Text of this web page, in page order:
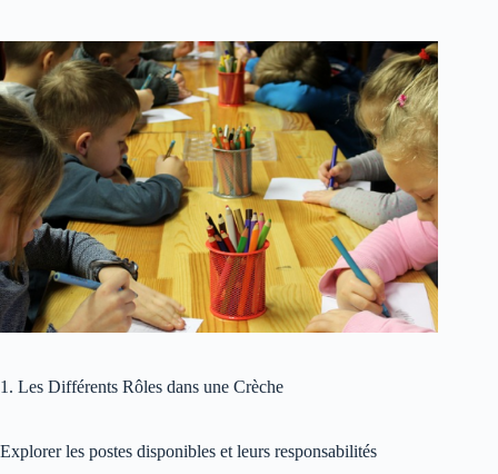
1. Les Différents Rôles dans une Crèche
Explorer les postes disponibles et leurs responsabilités